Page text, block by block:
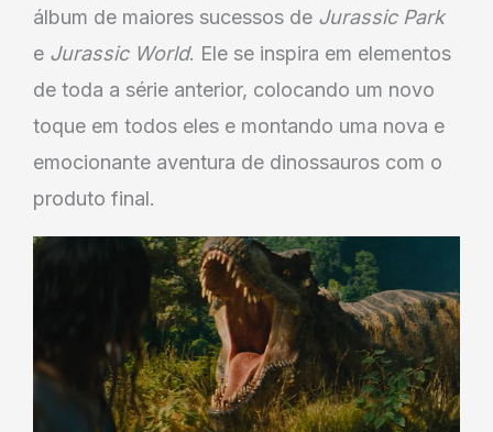
álbum de maiores sucessos de Jurassic Park
e Jurassic World. Ele se inspira em elementos
de toda a série anterior, colocando um novo
toque em todos eles e montando uma nova e
emocionante aventura de dinossauros com o
produto final.